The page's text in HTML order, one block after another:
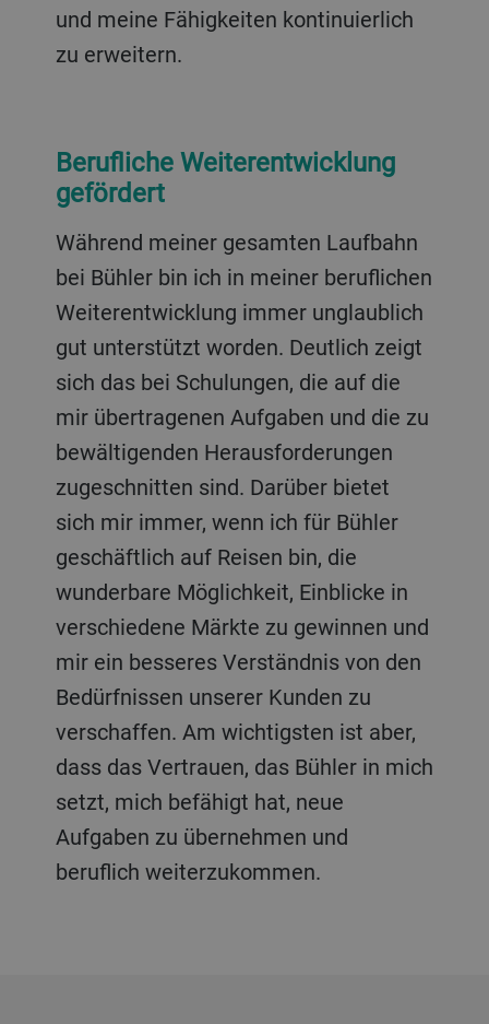
und meine Fähigkeiten kontinuierlich
zu erweitern.
Berufliche Weiterentwicklung
gefördert
Während meiner gesamten Laufbahn
bei Bühler bin ich in meiner beruflichen
Weiterentwicklung immer unglaublich
gut unterstützt worden. Deutlich zeigt
sich das bei Schulungen, die auf die
mir übertragenen Aufgaben und die zu
bewältigenden Herausforderungen
zugeschnitten sind. Darüber bietet
sich mir immer, wenn ich für Bühler
geschäftlich auf Reisen bin, die
wunderbare Möglichkeit, Einblicke in
verschiedene Märkte zu gewinnen und
mir ein besseres Verständnis von den
Bedürfnissen unserer Kunden zu
verschaffen. Am wichtigsten ist aber,
dass das Vertrauen, das Bühler in mich
setzt, mich befähigt hat, neue
Aufgaben zu übernehmen und
beruflich weiterzukommen.